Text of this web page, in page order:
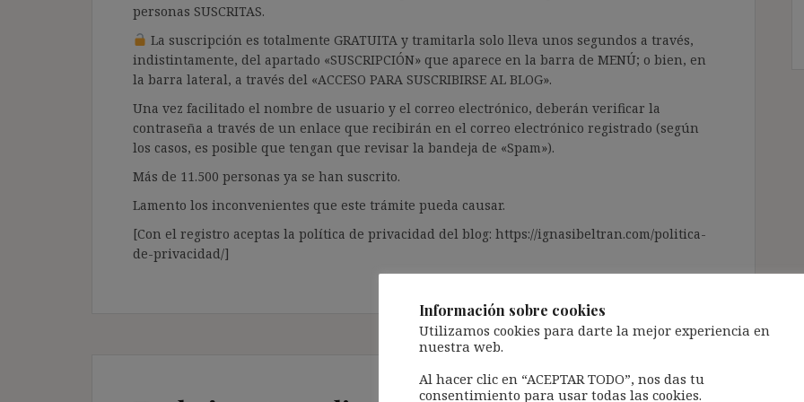
personas SUSCRITAS.
La suscripción es totalmente GRATUITA y tramitarla solo lleva unos segundos a través,
indistintamente, del apartado «SUSCRIPCIÓN» que aparece en la barra de MENÚ; o bien, en
la barra lateral, a través del «ACCESO PARA SUSCRIBIRSE AL BLOG».
Una vez facilitado el nombre de usuario y el correo electrónico, deberán verificar la
contraseña a través de un enlace que recibirán en el correo electrónico registrado (según
los casos, es posible que tengan que revisar la bandeja de «Spam»).
Más de 11.500 personas ya se han suscrito.
Lamento los inconvenientes que este trámite pueda causar.
[Con el registro aceptas la política de privacidad del blog: https://ignasibeltran.com/politica-
de-privacidad/]
Información sobre cookies
Utilizamos cookies para darte la mejor experiencia en
nuestra web.
Al hacer clic en “ACEPTAR TODO”, nos das tu
consentimiento para usar todas las cookies.